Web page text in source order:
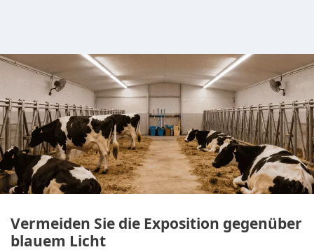
Vermeiden Sie die Exposition gegenüber
blauem Licht